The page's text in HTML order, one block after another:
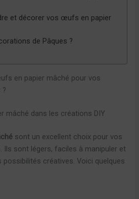
et décorer vos œufs en papier
de Pâques ?
en papier mâché pour vos
?
mâché dans les créations DIY
sont un excellent choix pour vos
Ils sont légers, faciles à manipuler et
créatives. Voici quelques